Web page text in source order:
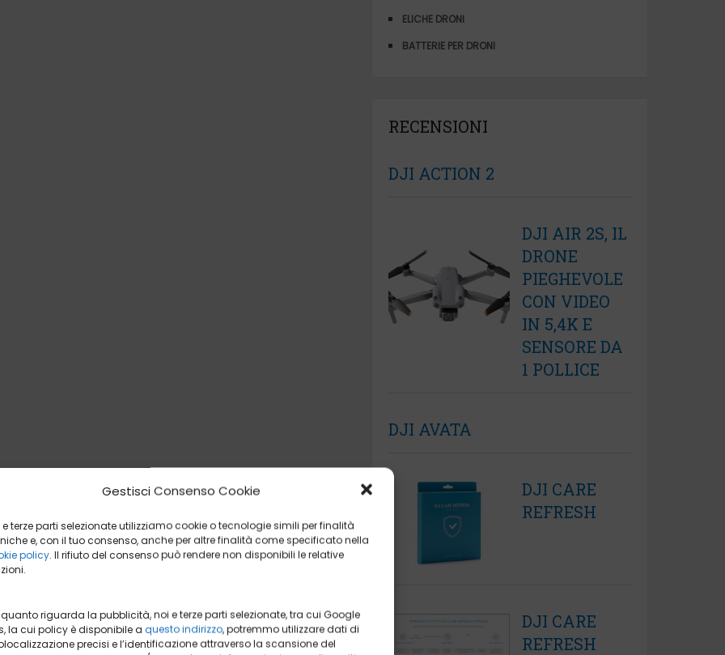
Gestisci Consenso Cookie
e terze parti selezionate utilizziamo cookie o tecnologie simili per finalità
e, con il tuo consenso, anche per altre finalità come specificato nella
policy. Il rifiuto del consenso può rendere non disponibili le relative
quanto riguarda la pubblicità, noi e terze parti selezionate, tra cui Google
la cui policy è disponibile a questo indirizzo, potremmo utilizzare dati di
precisi e l’identificazione attraverso la scansione del
ELICHE DRONI
BATTERIE PER DRONI
RECENSIONI
DJI ACTION 2
DJI AIR 2S, IL
DRONE
PIEGHEVOLE
CON VIDEO
IN 5,4K E
SENSORE DA
1 POLLICE
DJI AVATA
DJI CARE
REFRESH
DJI CARE
REFRESH